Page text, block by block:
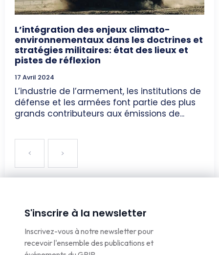
L’intégration des enjeux climato-
environnementaux dans les doctrines et
stratégies militaires: état des lieux et
pistes de réflexion
17 Avril 2024
L’industrie de l’armement, les institutions de
défense et les armées font partie des plus
grands contributeurs aux émissions de...
S'inscrire à la newsletter
Inscrivez-vous à notre newsletter pour
recevoir l'ensemble des publications et